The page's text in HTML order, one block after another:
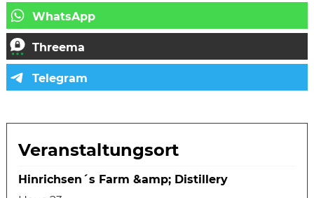
Veranstaltungsort
Hinrichsen´s Farm &amp; Distillery